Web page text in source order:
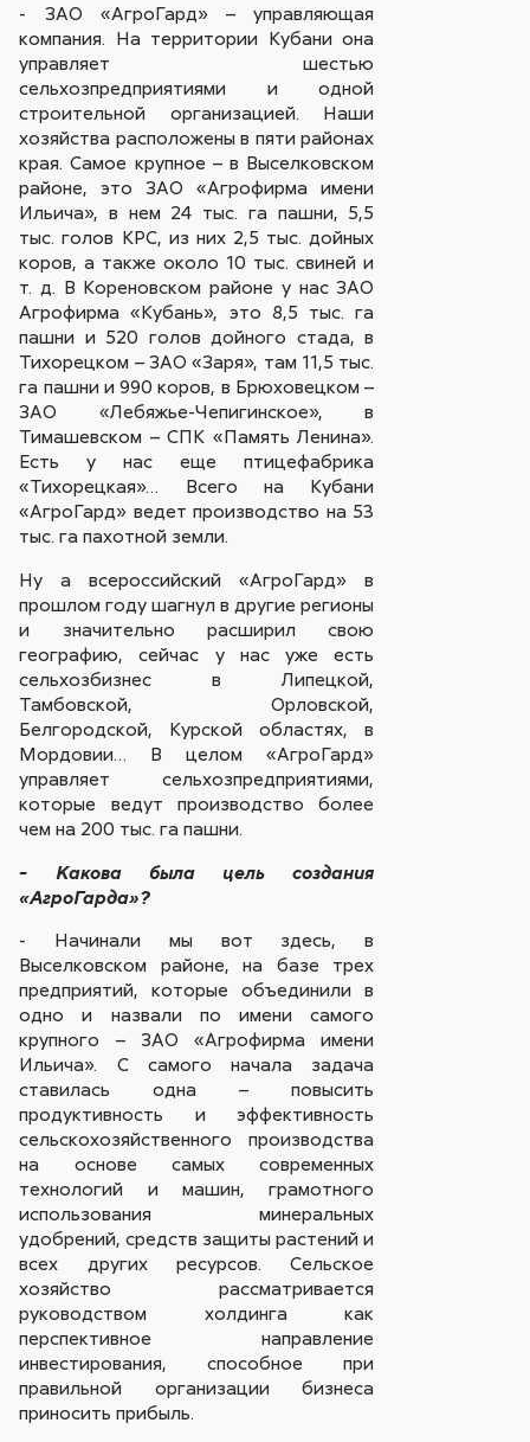
- ЗАО «АгроГард» – управляющая
компания. На территории Кубани она
управляет шестью
сельхозпредприятиями и одной
строительной организацией. Наши
хозяйства расположены в пяти районах
края. Самое крупное – в Выселковском
районе, это ЗАО «Агрофирма имени
Ильича», в нем 24 тыс. га пашни, 5,5
тыс. голов КРС, из них 2,5 тыс. дойных
коров, а также около 10 тыс. свиней и
т. д. В Кореновском районе у нас ЗАО
Агрофирма «Кубань», это 8,5 тыс. га
пашни и 520 голов дойного стада, в
Тихорецком – ЗАО «Заря», там 11,5 тыс.
га пашни и 990 коров, в Брюховецком –
ЗАО «Лебяжье-Чепигинское», в
Тимашевском – СПК «Память Ленина».
Есть у нас еще птицефабрика
«Тихорецкая»… Всего на Кубани
«АгроГард» ведет производство на 53
тыс. га пахотной земли.
Ну а всероссийский «АгроГард» в
прошлом году шагнул в другие регионы
и значительно расширил свою
географию, сейчас у нас уже есть
сельхозбизнес в Липецкой,
Тамбовской, Орловской,
Белгородской, Курской областях, в
Мордовии… В целом «АгроГард»
управляет сельхозпредприятиями,
которые ведут производство более
чем на 200 тыс. га пашни.
- Какова была цель создания
«АгроГарда»?
- Начинали мы вот здесь, в
Выселковском районе, на базе трех
предприятий, которые объединили в
одно и назвали по имени самого
крупного – ЗАО «Агрофирма имени
Ильича». С самого начала задача
ставилась одна – повысить
продуктивность и эффективность
сельскохозяйственного производства
на основе самых современных
технологий и машин, грамотного
использования минеральных
удобрений, средств защиты растений и
всех других ресурсов. Сельское
хозяйство рассматривается
руководством холдинга как
перспективное направление
инвестирования, способное при
правильной организации бизнеса
приносить прибыль.